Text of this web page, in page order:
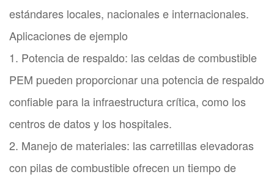
estándares locales, nacionales e internacionales.
Aplicaciones de ejemplo
1. Potencia de respaldo: las celdas de combustible
PEM pueden proporcionar una potencia de respaldo
confiable para la infraestructura crítica, como los
centros de datos y los hospitales.
2. Manejo de materiales: las carretillas elevadoras
con pilas de combustible ofrecen un tiempo de